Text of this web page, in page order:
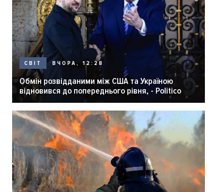
СВІТ ВЧОРА, 12:28
Обмін розвідданими між США та Україною
відновився до попереднього рівня, - Politico